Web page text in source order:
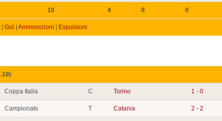
10 4 0 0
| Gol | Ammonizioni | Espulsioni
Coppa Italia C Torino 1 - 0
Campionato T Catania 2 - 2